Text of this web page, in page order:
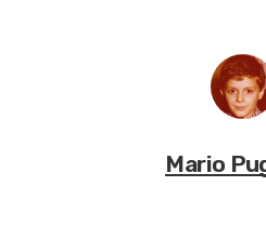
Mario